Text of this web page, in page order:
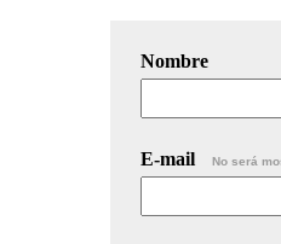
Nombre
E-mail No será